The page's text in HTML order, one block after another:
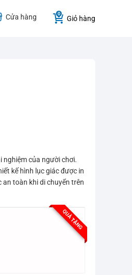
Cửa hàng Giỏ hàng
nghiệm của người chơi.
kế hình lục giác được in
toàn khi di chuyển trên
QUÀ TẶNG